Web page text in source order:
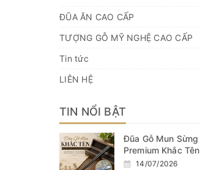
ĐŨA ĂN CAO CẤP
TƯỢNG GỖ MỸ NGHỆ CAO CẤP
Tin tức
LIÊN HỆ
TIN NỔI BẬT
Đũa Gỗ Mun Sừng
Premium Khắc Tên
14/07/2026